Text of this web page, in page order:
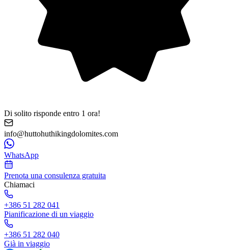
Di solito risponde entro 1 ora!
info@huttohuthikingdolomites.com
WhatsApp
Prenota una consulenza gratuita
Chiamaci
+386 51 282 041
Pianificazione di un viaggio
+386 51 282 040
Già in viaggio